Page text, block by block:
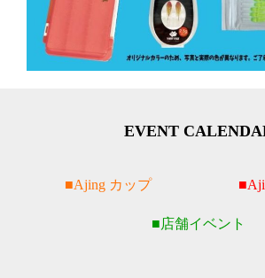
EVENT
Ajing カップ
店舗イベント